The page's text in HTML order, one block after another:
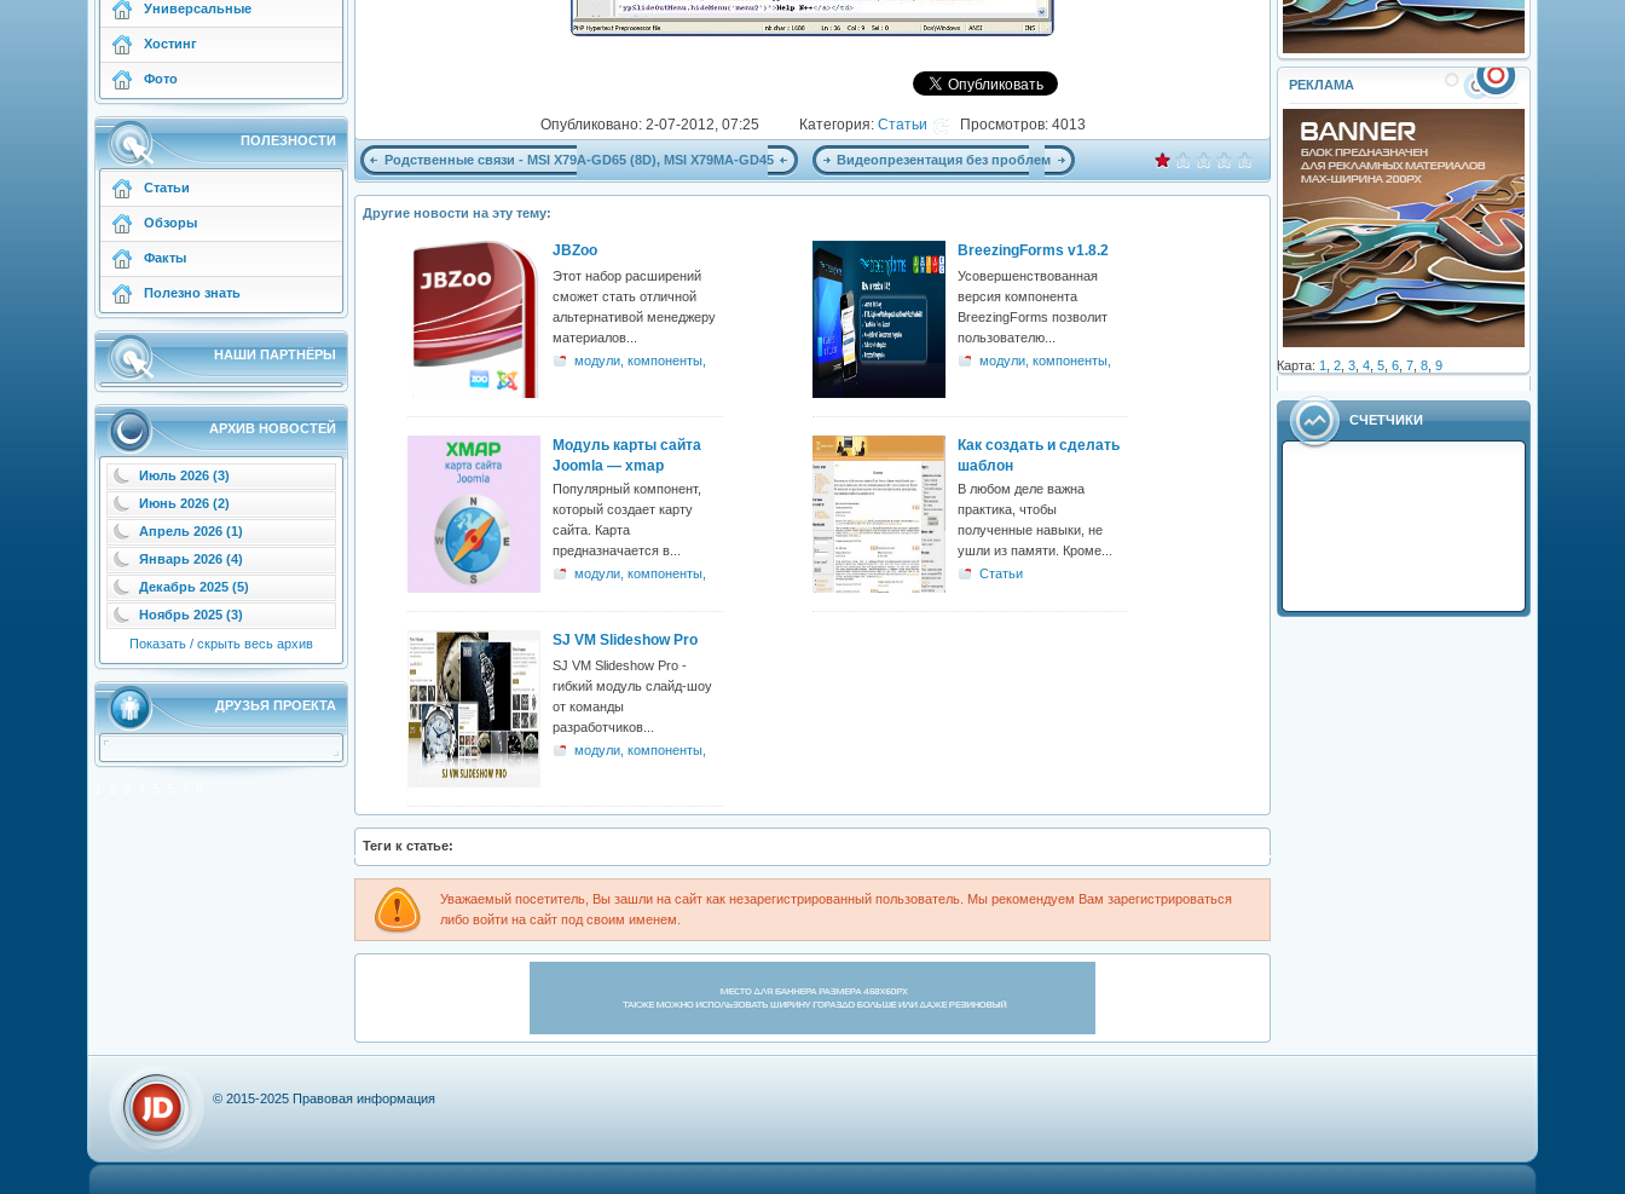
Универсальные
Хостинг
Фото
ПОЛЕЗНОСТИ
Статьи
Обзоры
Факты
Полезно знать
НАШИ ПАРТНЁРЫ
АРХИВ НОВОСТЕЙ
Июль 2026 (3)
Июнь 2026 (2)
Апрель 2026 (1)
Январь 2026 (4)
Декабрь 2025 (5)
Ноябрь 2025 (3)
Показать / скрыть весь архив
ДРУЗЬЯ ПРОЕКТА
РЕКЛАМА
Карта: 1 2 3 4 5 6 7 8 9
СЧЕТЧИКИ
Опубликовано: 2-07-2012, 07:25 Категория: Статьи Просмотров: 4013
Родственные связи - MSI X79A-GD65 (8D), MSI X79MA-GD45 Видеопрезентация без проблем
Другие новости на эту тему:
JBZoo
Этот набор расширений
сможет стать отличной
альтернативой менеджеру
материалов...
модули, компоненты,
BreezingForms v1.8.2
Усовершенствованная
версия компонента
BreezingForms позволит
пользователю...
модули, компоненты,
Модуль карты сайта
Joomla — xmap
Популярный компонент,
который создает карту
сайта. Карта
предназначается в...
модули, компоненты,
Как создать и сделать
шаблон
В любом деле важна
практика, чтобы
полученные навыки, не
ушли из памяти. Кроме...
Статьи
SJ VM Slideshow Pro
SJ VM Slideshow Pro -
гибкий модуль слайд-шоу
от команды
разработчиков...
модули, компоненты,
Теги к статье:
Уважаемый посетитель, Вы зашли на сайт как незарегистрированный пользователь. Мы рекомендуем Вам зарегистрироваться
либо войти на сайт под своим именем.
© 2015-2025 Правовая информация